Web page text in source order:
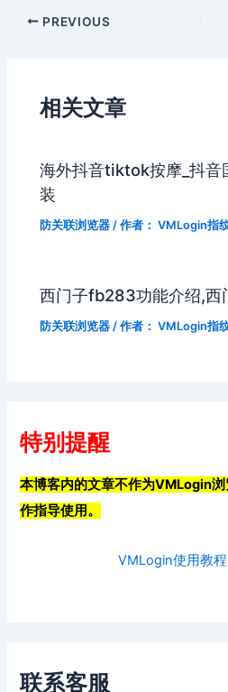
PREVIOUS
相关文章
海外抖音tiktok按摩_抖
装
防关联浏览器 / 作者： VMLogin指
西门子fb283功能介绍,
防关联浏览器 / 作者： VMLogin指
特别提醒
本博客内的文章不作为VMLogin
作指导使用。
VMLogin使用教
联系客服